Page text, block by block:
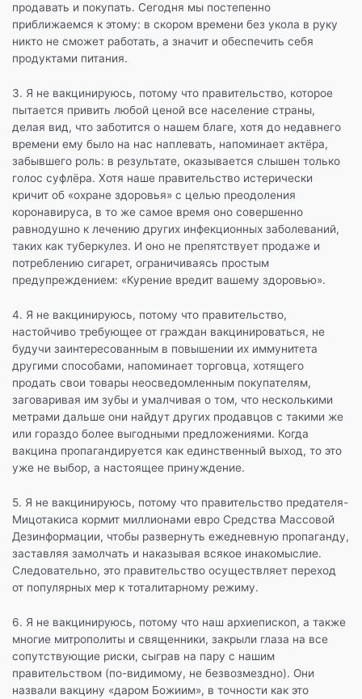
продавать и покупать. Сегодня мы постепенно
приближаемся к этому: в скором времени без укола в руку
никто не сможет работать, а значит и обеспечить себя
продуктами питания.
3. Я не вакцинируюсь, потому что правительство, которое
пытается привить любой ценой все население страны,
делая вид, что заботится о нашем благе, хотя до недавнего
времени ему было на нас наплевать, напоминает актёра,
забывшего роль: в результате, оказывается слышен только
голос суфлёра. Хотя наше правительство истерически
кричит об «охране здоровья» с целью преодоления
коронавируса, в то же самое время оно совершенно
равнодушно к лечению других инфекционных заболеваний,
таких как туберкулез. И оно не препятствует продаже и
потреблению сигарет, ограничиваясь простым
предупреждением: «Курение вредит вашему здоровью».
4. Я не вакцинируюсь, потому что правительство,
настойчиво требующее от граждан вакцинироваться, не
будучи заинтересованным в повышении их иммунитета
другими способами, напоминает торговца, хотящего
продать свои товары неосведомленным покупателям,
заговаривая им зубы и умалчивая о том, что несколькими
метрами дальше они найдут других продавцов с такими же
или гораздо более выгодными предложениями. Когда
вакцина пропагандируется как единственный выход, то это
уже не выбор, а настоящее принуждение.
5. Я не вакцинируюсь, потому что правительство предателя-
Мицотакиса кормит миллионами евро Средства Массовой
Дезинформации, чтобы развернуть ежедневную пропаганду,
заставляя замолчать и наказывая всякое инакомыслие.
Следовательно, это правительство осуществляет переход
от популярных мер к тоталитарному режиму.
6. Я не вакцинируюсь, потому что наш архиепископ, а также
многие митрополиты и священники, закрыли глаза на все
сопутствующие риски, сыграв на пару с нашим
правительством (по-видимому, не безвозмездно). Они
назвали вакцину «даром Божиим», в точности как это